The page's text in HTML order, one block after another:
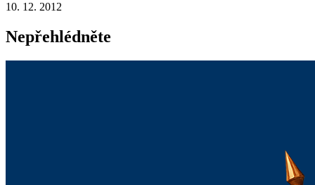
10. 12. 2012
Nepřehlédněte